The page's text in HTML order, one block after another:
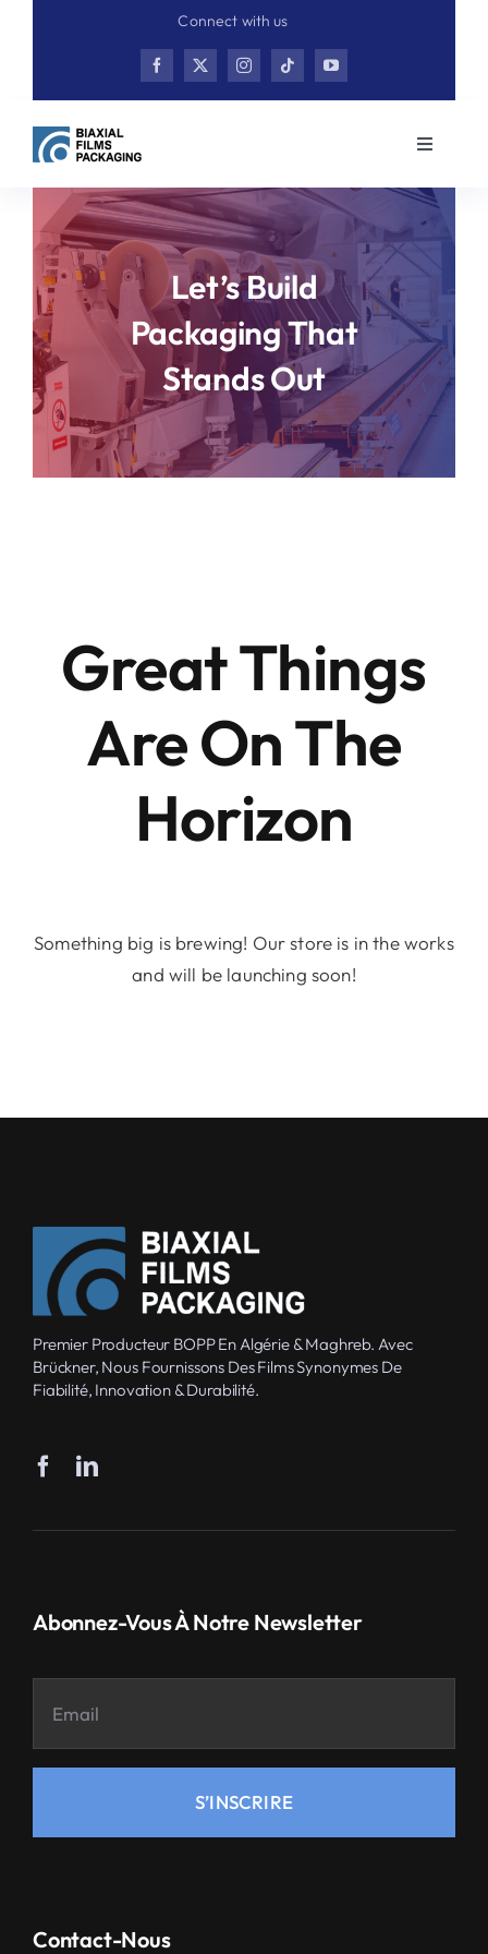
Connect with us
Toggle
Home
Product
Contact
Let’s Build
Packaging That
Stands Out
Great Things
Are On The
Horizon
Something big is brewing! Our store is in the works
and will be launching soon!
Premier Producteur BOPP En Algérie & Maghreb. Avec
Brückner, Nous Fournissons Des Films Synonymes De
Fiabilité, Innovation & Durabilité.
Abonnez-Vous À Notre Newsletter
S’INSCRIRE
Contact-Nous